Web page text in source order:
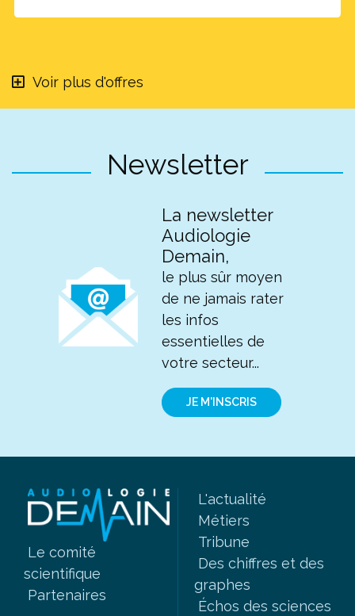
Voir plus d'offres
Newsletter
La newsletter
Audiologie
Demain,
le plus sûr moyen
de ne jamais rater
les infos
essentielles de
votre secteur...
JE M'INSCRIS
Le comité
scientifique
Partenaires
L'actualité
Métiers
Tribune
Des chiffres et des
graphes
Échos des sciences